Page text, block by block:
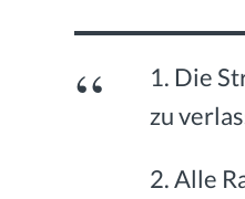
1. Die
zu
2. Alle